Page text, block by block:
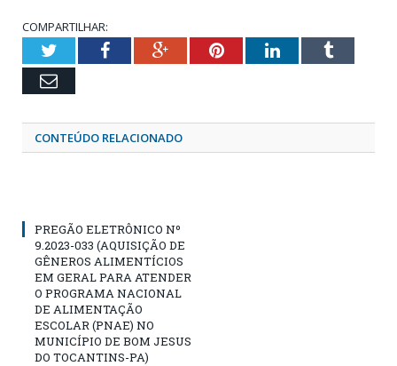
COMPARTILHAR:
TwitterFacebookGoogle+PinterestLinkedInTumblr
Email
CONTEÚDO RELACIONADO
PREGÃO ELETRÔNICO Nº
9.2023-033 (AQUISIÇÃO DE
GÊNEROS ALIMENTÍCIOS
EM GERAL PARA ATENDER
O PROGRAMA NACIONAL
DE ALIMENTAÇÃO
ESCOLAR (PNAE) NO
MUNICÍPIO DE BOM JESUS
DO TOCANTINS-PA)